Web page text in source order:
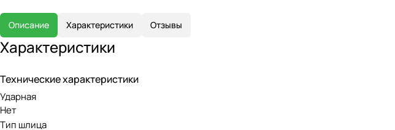
Описание Характеристики Отзывы
Характеристики
Технические характеристики
Ударная
Нет
Тип шлица